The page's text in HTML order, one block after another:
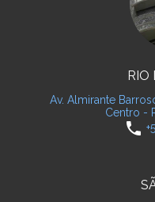
RIO
Av. Almirante
Centro -
phone